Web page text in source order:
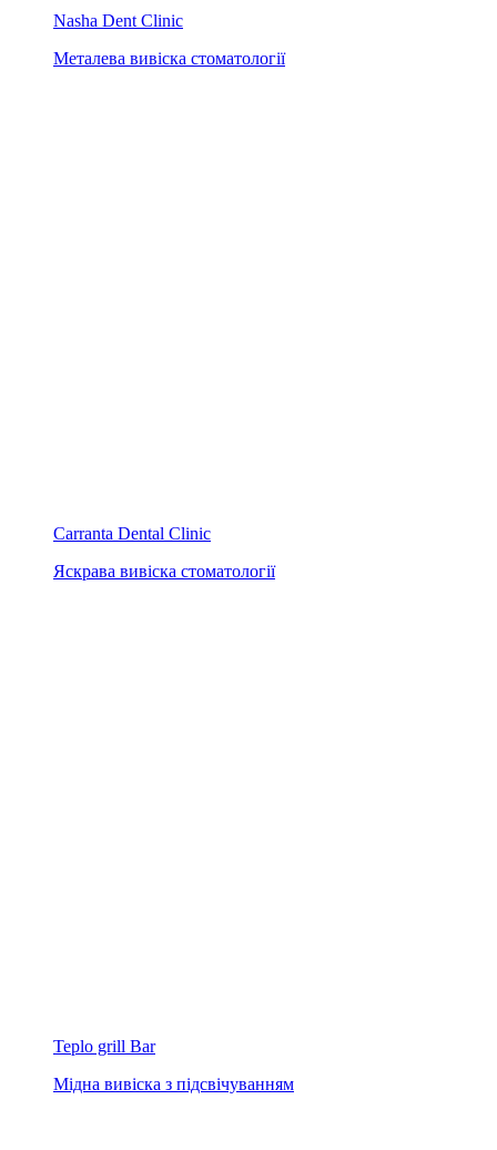
Nasha Dent Clinic
Металева вивіска стоматології
Carranta Dental Clinic
Яскрава вивіска стоматології
Teplo grill Bar
Мідна вивіска з підсвічуванням